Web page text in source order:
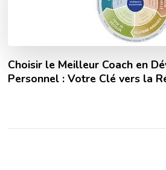
Choisir le Meilleur Coach en
Personnel : Votre Clé vers la